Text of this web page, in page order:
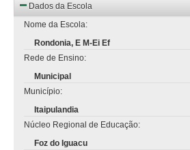
Dados da Escola
Nome da Escola:
Rondonia, E M-Ei Ef
Rede de Ensino:
Municipal
Município:
Itaipulandia
Núcleo Regional de Educação:
Foz do Iguacu